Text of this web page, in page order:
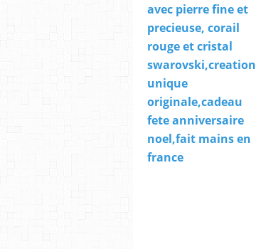
avec pierre fine et
precieuse, corail
rouge et cristal
swarovski,creation
unique
originale,cadeau
fete anniversaire
noel,fait mains en
france